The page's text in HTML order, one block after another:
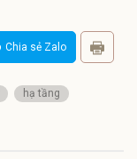
Chia sẻ Zalo
hạ tầng